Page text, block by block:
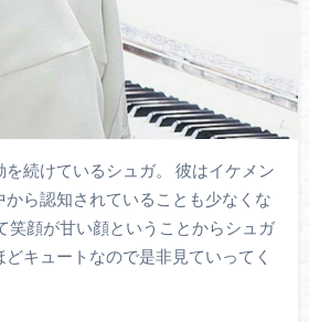
続けているシュガ。 彼はイケメン
から認知されていることも少なくな
笑顔が甘い顔ということからシュガ
キュートなので是非見ていってく